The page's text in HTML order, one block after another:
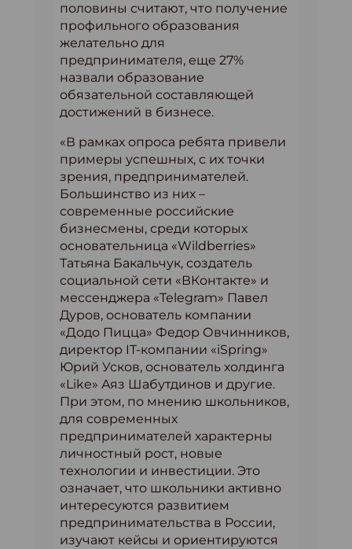
половины считают, что получение
профильного образования
желательно для
предпринимателя, еще 27%
назвали образование
обязательной составляющей
достижений в бизнесе.
«В рамках опроса ребята привели
примеры успешных, с их точки
зрения, предпринимателей.
Большинство из них –
современные российские
бизнесмены, среди которых
основательница «Wildberries»
Татьяна Бакальчук, создатель
социальной сети «ВКонтакте» и
мессенджера «Telegram» Павел
Дуров, основатель компании
«Додо Пицца» Федор Овчинников,
директор IT-компании «iSpring»
Юрий Усков, основатель холдинга
«Like» Аяз Шабутдинов и другие.
При этом, по мнению школьников,
для современных
предпринимателей характерны
личностный рост, новые
технологии и инвестиции. Это
означает, что школьники активно
интересуются развитием
предпринимательства в России,
изучают кейсы и ориентируются